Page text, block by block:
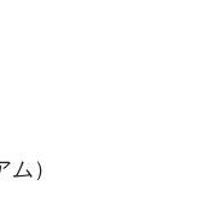
）